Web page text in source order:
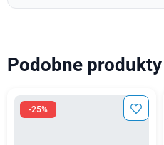
Podobne produkty
-25%